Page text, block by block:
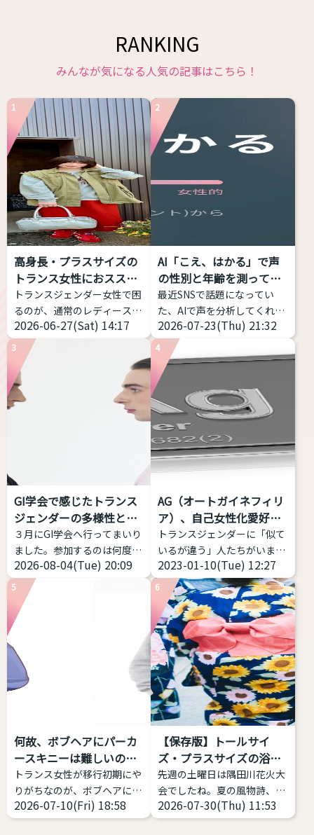
RANKING
みんなが気になる人気の記事はこちら！
1
高身長・プラスサイズの
トランス女性におススメ
す...
トランスジェンダー女性で困
るのが、通常のレディースブ
ランドだと丈が短い、大きな
サイズがなくて困っているこ
とだと思います。 そこで、高
身長・プラスサイズのトラン
スジェンダー女性におススメ
できるファッションブランド
を私のコメントつきで７つほ
女性におススメするファッシ
ョンブランド Nissen - SMILE
LAND（ニッセン スマイルラ
ンド） 日本の通販老舗が展開
する、「大きいサイズ」の専
門ブランドです • ...
2026-06-27(Sat) 14:17
2
AI「こえ、はかる」で声
の性別と年齢を測ってみ
た...
最近SNSで話題になってい
た、AIで声を分析してくれる
サイトを試してみました！ 声
の高さだけじゃなく、「響
き」や「共鳴」なども分析し
てくれるアプリです。 こちら
からどうぞ https://voice-
impression-
checker.vercel.app/ 物語の
朗読音声を録音し、その声の
印象が「男性的」か、「女性
的」か、「どちらともいえな
ケーション。 ピッチだけでは
なく、フォルマント（声の共
鳴: 響き方に影響する）を考
慮する。 ...
2026-07-23(Thu) 21:32
3
GI学会で感じたトランス
ジェンダーの多様性と包
括性
３月にGI学会へ行ってまいり
ました。参加するのは何度目
かなのですが、トランスジェ
ンダー女性当事者から見ても
当事者の幅の広さを感じて、
記事にしようと思い立ちまし
括的な意味をもつ表現 トラン
スジェンダーとは、何らかの
形で性別移行をする者すべて
を包摂する用語であり、その
学会は「性別不合学会」です
から「性別不合」に対象が限
定されるとしても、「性別不
合」の現れ方は多様であり、
それに対する対処（治療）
2026-08-04(Tue) 20:09
4
AG（オートガイネフィリ
ア）、自己女性化愛好症
っ...
トランスジェンダーに「似て
いるが違う」人たちがいま
す。今回はAGと略される
（銀やデニムのメーカーじゃ
ないよ）オートガイネフィリ
アを紹介します。 AG（オー
トガイネフィリア）とは？ オ
ートガイネフィリアとは「自
己女性化愛好症」「自己女性
化偏愛性倒錯症」のことを指
します。英語で
「Autogynephilia」なので
略してAGというわけです。
1989年にカナダの性科学者
レイ・ブランシャールによっ
て定義された比較的新しい言
葉です。 日本では、自分が女
性化することで性的快楽・興
2023-01-10(Tue) 12:27
5
何故、ボブヘアにパーカ
ースキニーは難しいの
か？
トランス女性が移行初期にや
りがちなのが、ボブヘアにパ
ーカー、スキニー(またはタ
イツ)、スニーカーの三種の
2026-07-10(Fri) 18:58
6
【保存版】トールサイ
ズ・プラスサイズの浴衣
があ...
先週の土曜日は隅田川花火大
会でしたね。夏の風物詩、花
火大会が始まり各地で浴衣の
販売が始まっています。 浴衣
2026-07-30(Thu) 11:53